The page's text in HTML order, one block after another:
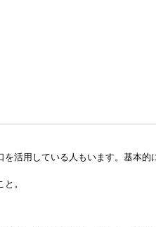
活用している人もいます。基本
。